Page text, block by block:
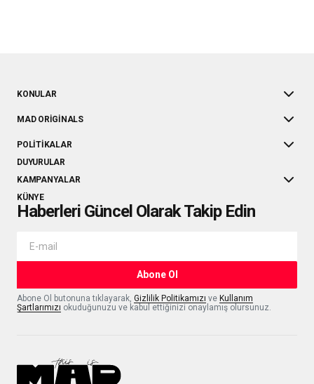
KONULAR
MAD ORIGINALS
POLITIKALAR
DUYURULAR
KAMPANYALAR
KÜNYE
Haberleri Güncel Olarak Takip Edin
Abone Ol
Abone Ol butonuna tıklayarak, Gizlilik Politikamızı ve Kullanım
Şartlarımızı okuduğunuzu ve kabul ettiğinizi onaylamış olursunuz.